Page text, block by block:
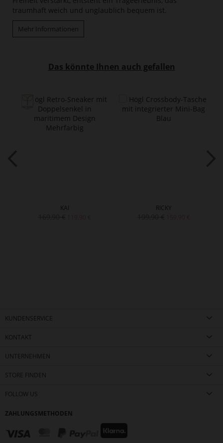
traumhaft weich und unglaublich bequem ist.
Mehr Informationen
Das könnte Ihnen auch gefallen
KAI RICKY
KUNDENSERVICE
KONTAKT
UNTERNEHMEN
STORE FINDEN
FOLLOW US
ZAHLUNGSMETHODEN